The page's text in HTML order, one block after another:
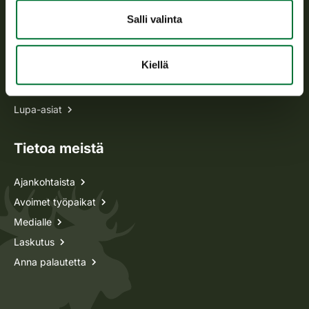
Salli valinta
Kiellä
Oma riista -asiat
Lupa-asiat
Tietoa meistä
Ajankohtaista
Avoimet työpaikat
Medialle
Laskutus
Anna palautetta